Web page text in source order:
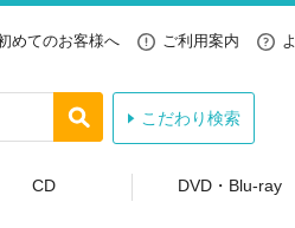
めてのお客様へ ご利用案内
こだわり検索
CD DVD・Blu-ray